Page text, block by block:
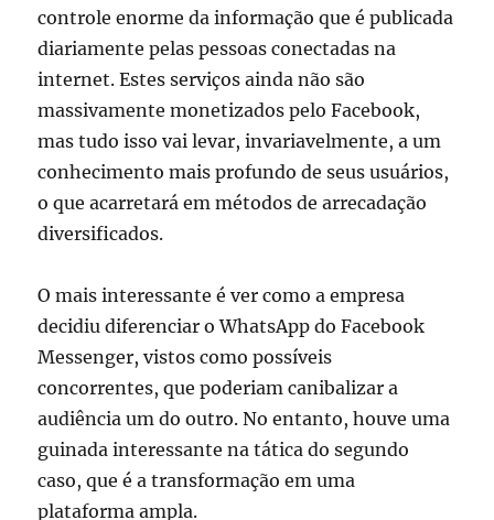
controle enorme da informação que é publicada
diariamente pelas pessoas conectadas na
internet. Estes serviços ainda não são
massivamente monetizados pelo Facebook,
mas tudo isso vai levar, invariavelmente, a um
conhecimento mais profundo de seus usuários,
o que acarretará em métodos de arrecadação
diversificados.
O mais interessante é ver como a empresa
decidiu diferenciar o WhatsApp do Facebook
Messenger, vistos como possíveis
concorrentes, que poderiam canibalizar a
audiência um do outro. No entanto, houve uma
guinada interessante na tática do segundo
caso, que é a transformação em uma
plataforma ampla.